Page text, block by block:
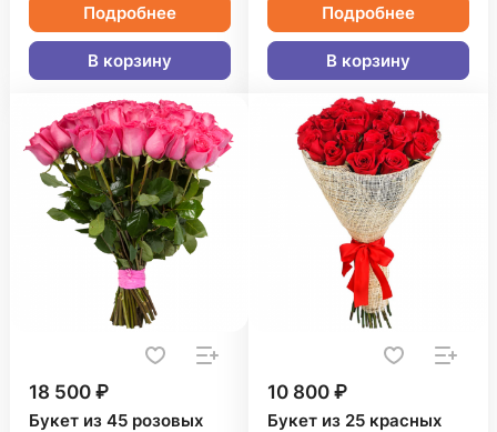
Подробнее
В корзину
Подробнее
В корзину
18 500 ₽
Букет из 45 розовых
10 800 ₽
Букет из 25 красных